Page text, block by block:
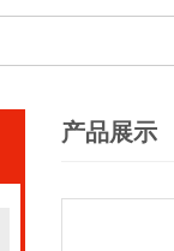
产品展示